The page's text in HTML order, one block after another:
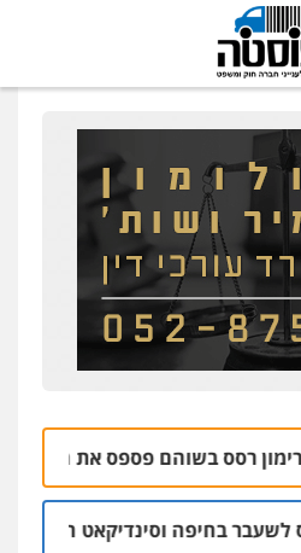
רסס בשוהם פספס את היעד ופגע
בחיפה וסינדיקאט ההלוואות